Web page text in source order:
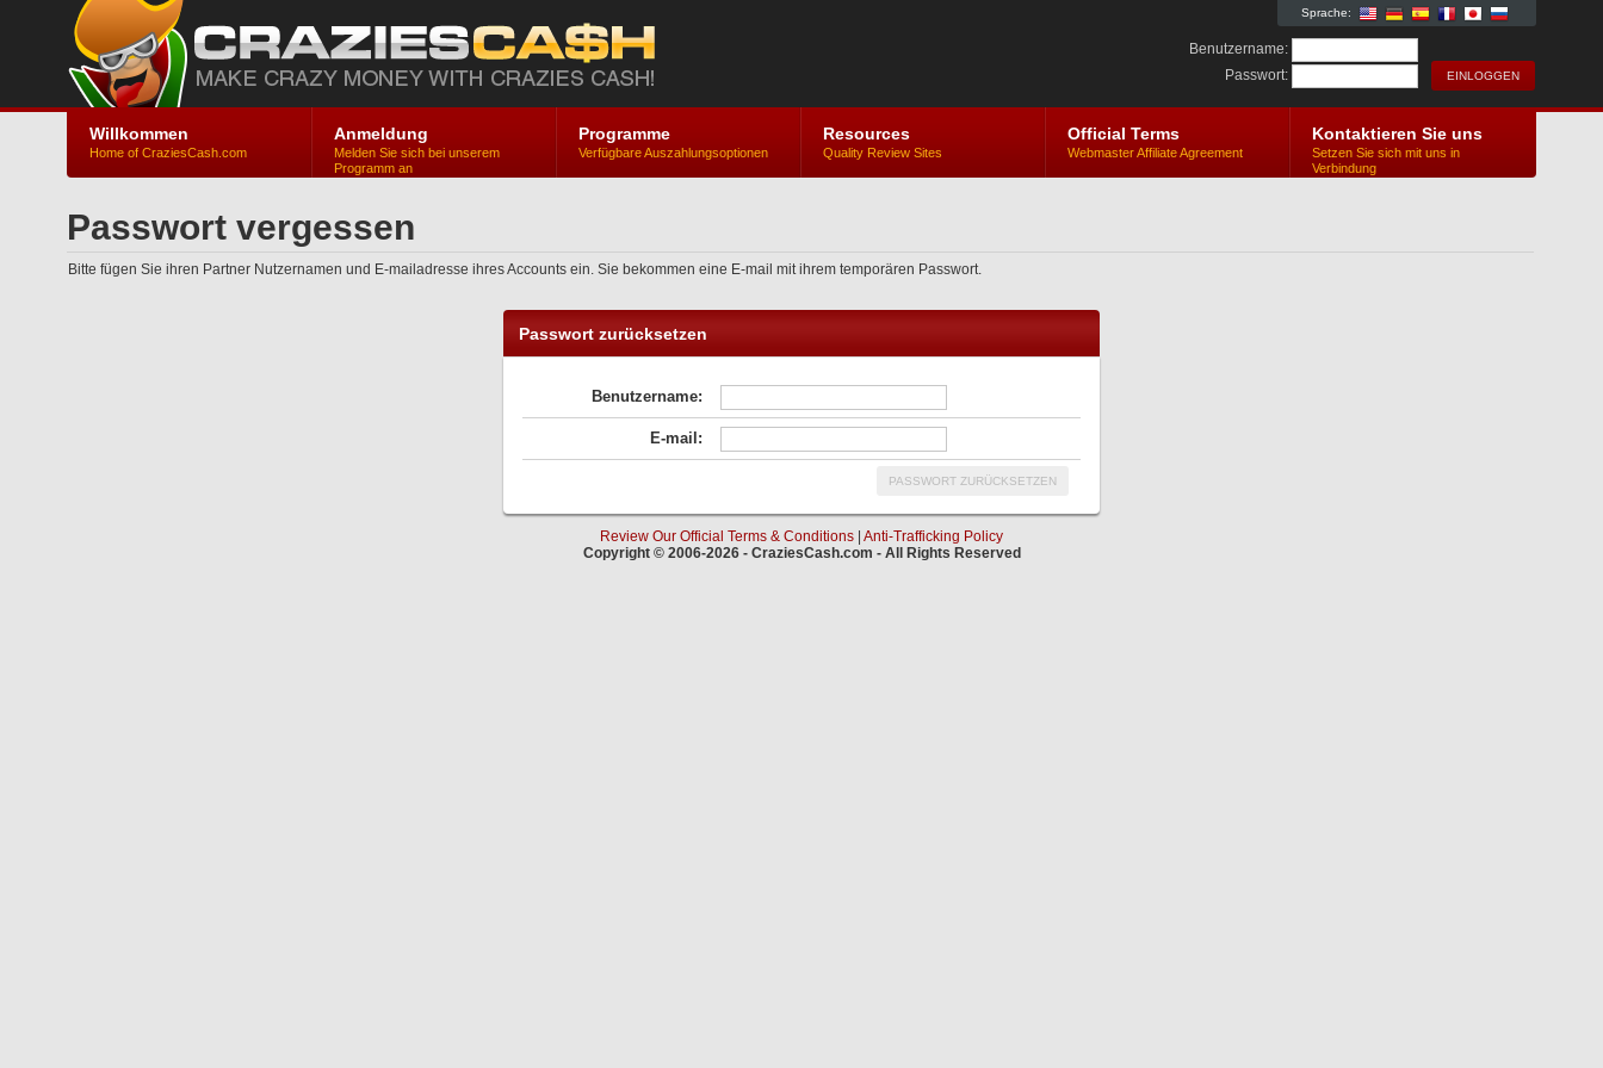
Sprache:
Benutzername:
Passwort:
Willkommen
Home of CraziesCash.com
Anmeldung
Melden Sie sich bei unserem
Programm an
Programme
Verfügbare Auszahlungsoptionen
Resources
Quality Review Sites
Official Terms
Webmaster Affiliate Agreement
Kontaktieren Sie uns
Setzen Sie sich mit uns in
Verbindung
Passwort vergessen
Bitte fügen Sie ihren Partner Nutzernamen und E-mailadresse ihres Accounts ein. Sie bekommen eine E-mail mit ihrem temporären Passwort.
Passwort zurücksetzen
Benutzername:
E-mail:
Review Our Official Terms & Conditions Anti-Trafficking Policy
Copyright © 2006-2026 - CraziesCash.com - All Rights Reserved